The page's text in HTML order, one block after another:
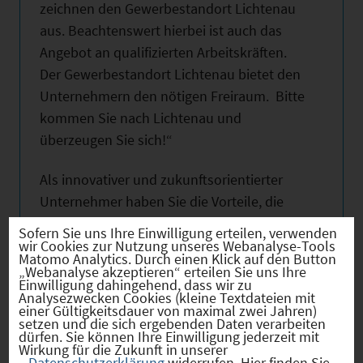
zeichnen den Gewerbestandort Lichtenau
aus. Beachtenswert hierbei ist auch das
Angebot an qualifizierten Arbeitskräften.
Der Gewerbestandort Lichtenau bietet den
Unternehmern den nötigen Freiraum. Bitte
kommen Sie nach Lichtenau und
überzeugen Sie sich!“
Als innovativer und zukunftsorientierter
Unternehmer haben Sie die Vorteile, die
eine Partnerschaft mit der Gemeinde
Lichtenau bietet, jetzt bestimmt erkannt!
Zeigen Sie Initiative und vereinbaren Sie
einen Termin mit unserer
Gemeindeverwaltung!
Sofern Sie uns Ihre Einwilligung erteilen, verwenden
wir Cookies zur Nutzung unseres Webanalyse-Tools
Matomo Analytics. Durch einen Klick auf den Button
„Webanalyse akzeptieren“ erteilen Sie uns Ihre
Einwilligung dahingehend, dass wir zu
Analysezwecken Cookies (kleine Textdateien mit
einer Gültigkeitsdauer von maximal zwei Jahren)
setzen und die sich ergebenden Daten verarbeiten
dürfen. Sie können Ihre Einwilligung jederzeit mit
Wirkung für die Zukunft in unserer